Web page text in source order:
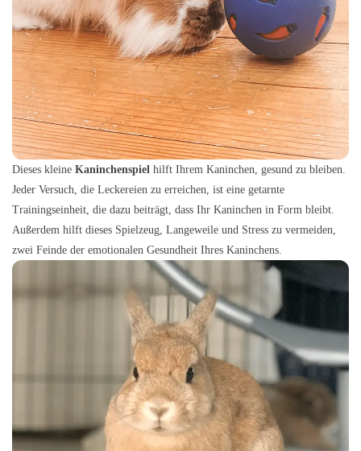
Dieses kleine Kaninchenspiel hilft Ihrem Kaninchen, gesund zu bleiben.
Jeder Versuch, die Leckereien zu erreichen, ist eine getarnte
Trainingseinheit, die dazu beiträgt, dass Ihr Kaninchen in Form bleibt.
Außerdem hilft dieses Spielzeug, Langeweile und Stress zu vermeiden,
zwei Feinde der emotionalen Gesundheit Ihres Kaninchens.